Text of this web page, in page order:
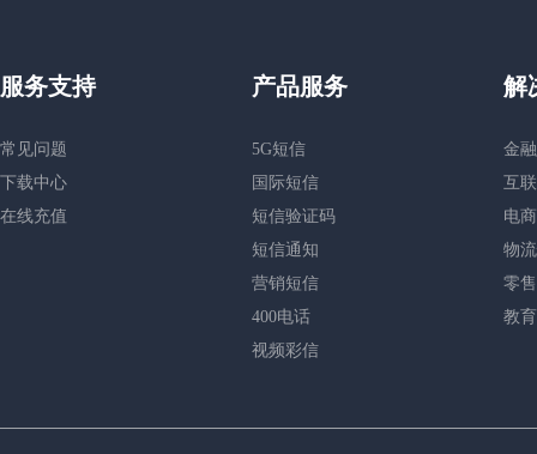
服务支持
常见问题
下载中心
在线充值
产品服务
5G短信
国际短信
短信验证码
短信通知
营销短信
400电话
视频彩信
解
金
互
电
物
零
教